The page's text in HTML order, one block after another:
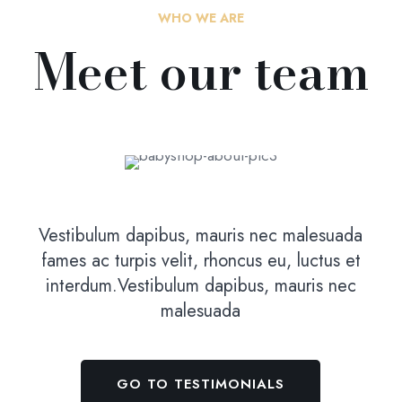
WHO WE ARE
Meet our team
SALES MANAGER
Vestibulum dapibus, mauris nec malesuada
fames ac turpis velit, rhoncus eu, luctus et
interdum.Vestibulum dapibus, mauris nec
malesuada
GO TO TESTIMONIALS